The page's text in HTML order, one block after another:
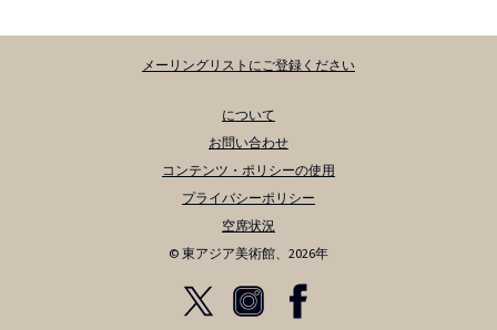
メーリングリストにご登録ください
について
お問い合わせ
コンテンツ・ポリシーの使用
プライバシーポリシー
空席状況
© 東アジア美術館、2026年